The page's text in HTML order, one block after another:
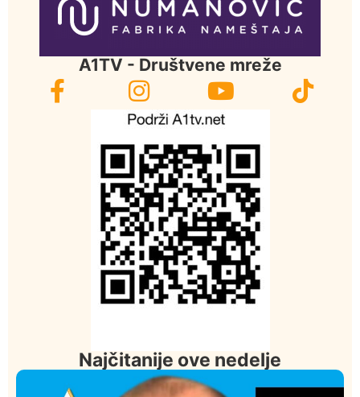
A1TV - Društvene mreže
Najčitanije ove nedelje